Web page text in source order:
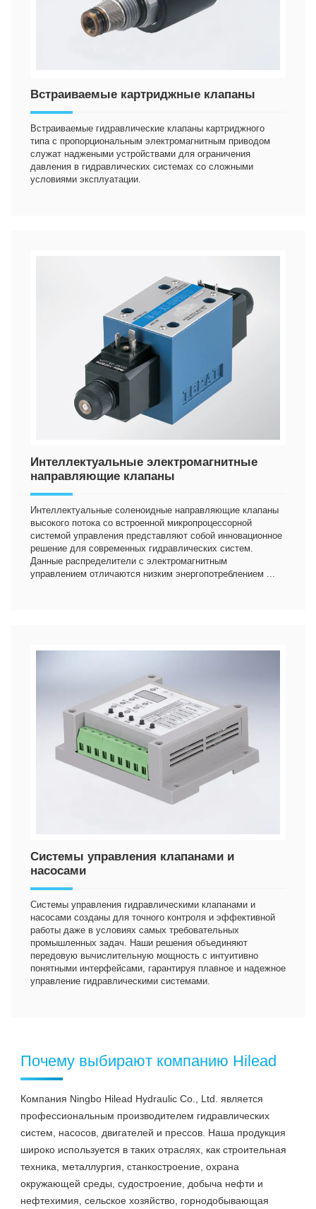
Встраиваемые картриджные клапаны
Встраиваемые гидравлические клапаны картриджного
типа с пропорциональным электромагнитным приводом
служат наджеными устройствами для ограничения
давления в гидравлических системах со сложными
условиями эксплуатации.
Интеллектуальные электромагнитные
направляющие клапаны
Интеллектуальные соленоидные направляющие клапаны
высокого потока со встроенной микропроцессорной
системой управления представляют собой инновационное
решение для современных гидравлических систем.
Данные распределители с электромагнитным
управлением отличаются низким энергопотреблением ...
Системы управления клапанами и
насосами
Системы управления гидравлическими клапанами и
насосами созданы для точного контроля и эффективной
работы даже в условиях самых требовательных
промышленных задач. Наши решения объединяют
передовую вычислительную мощность с интуитивно
понятными интерфейсами, гарантируя плавное и надежное
управление гидравлическими системами.
Почему выбирают компанию Hilead
Компания Ningbo Hilead Hydraulic Co., Ltd. является
профессиональным производителем гидравлических
систем, насосов, двигателей и прессов. Наша продукция
широко используется в таких отраслях, как строительная
техника, металлургия, станкостроение, охрана
окружающей среды, судостроение, добыча нефти и
нефтехимия, сельское хозяйство, горнодобывающая